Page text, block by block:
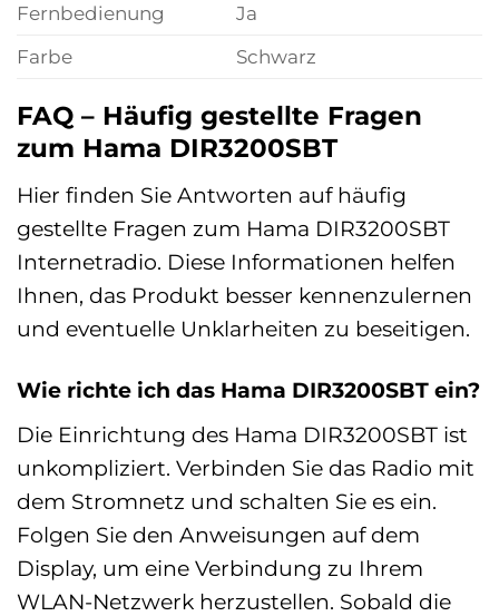
Fernbedienung
Ja
Farbe
Schwarz
FAQ – Häufig gestellte Fragen
zum Hama DIR3200SBT
Hier finden Sie Antworten auf häufig
gestellte Fragen zum Hama DIR3200SBT
Internetradio. Diese Informationen helfen
Ihnen, das Produkt besser kennenzulernen
und eventuelle Unklarheiten zu beseitigen.
Wie richte ich das Hama DIR3200SBT ein?
Die Einrichtung des Hama DIR3200SBT ist
unkompliziert. Verbinden Sie das Radio mit
dem Stromnetz und schalten Sie es ein.
Folgen Sie den Anweisungen auf dem
Display, um eine Verbindung zu Ihrem
WLAN-Netzwerk herzustellen. Sobald die